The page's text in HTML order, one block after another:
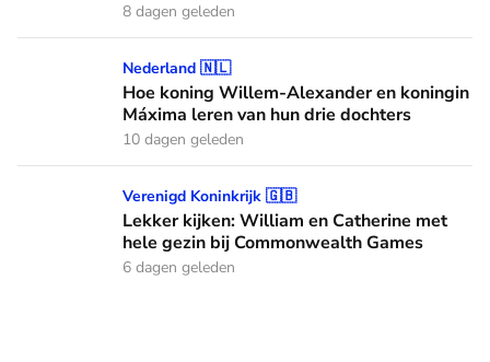
8 dagen geleden
Hoe koning Willem-Alexander en koningin Máxima leren
Nederland 🇳🇱
Hoe koning Willem-Alexander en koningin
Máxima leren van hun drie dochters
10 dagen geleden
Lekker kijken: William en Catherine met hele gezin bij
Verenigd Koninkrijk 🇬🇧
Lekker kijken: William en Catherine met
hele gezin bij Commonwealth Games
6 dagen geleden